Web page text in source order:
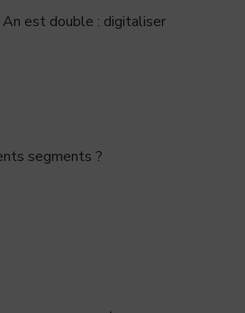
est double : digitaliser
segments ?